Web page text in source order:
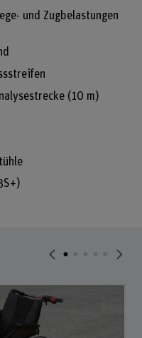
und Zugbelastungen
(10 m)